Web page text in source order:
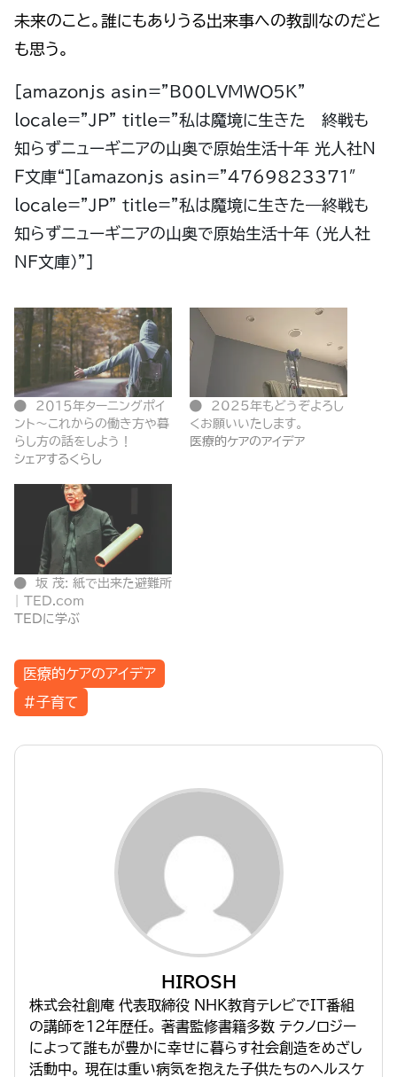
未来のこと。誰にもありうる出来事への教訓なのだと
も思う。
[amazonjs asin=”B00LVMWO5K”
locale=”JP” title=”私は魔境に生きた 終戦も
知らずニューギニアの山奥で原始生活十年 光人社Ｎ
Ｆ文庫“][amazonjs asin=”4769823371″
locale=”JP” title=”私は魔境に生きた―終戦も
知らずニューギニアの山奥で原始生活十年 (光人社
NF文庫)”]
２０１５年ターニングポイ
ント〜これからの働き方や暮
らし方の話をしよう！
シェアするくらし
2025年もどうぞよろし
くお願いいたします。
医療的ケアのアイデア
坂 茂: 紙で出来た避難所
| TED.com
TEDに学ぶ
医療的ケアのアイデア
#子育て
HIROSH
株式会社創庵 代表取締役 NHK教育テレビでIT番組
の講師を１２年歴任。 著書監修書籍多数 テクノロジー
によって誰もが豊かに幸せに暮らす社会創造をめざし
活動中。 現在は重い病気を抱えた子供たちのヘルスケ